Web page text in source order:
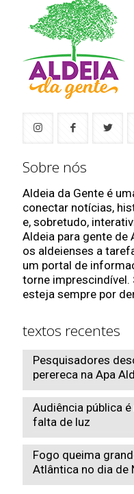
Sobre nós
Aldeia da Gente é
conectar notícias,
e, sobretudo,
Aldeia para gente
os aldeienses a
um portal de
torne imprescindível.
esteja sempre por
textos recentes
Pesquisadores
perereca na Apa
Audiência pública
falta de luz
Fogo queima
Atlântica no dia de